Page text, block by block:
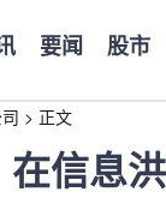
要闻 股市
> 正文
信息